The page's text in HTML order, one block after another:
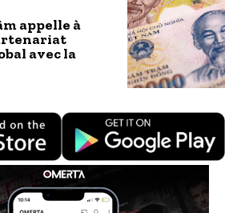
appelle à
avec la